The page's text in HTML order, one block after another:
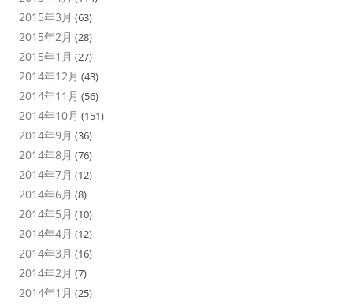
2015年3月 (63)
2015年2月 (28)
2015年1月 (27)
2014年12月 (43)
2014年11月 (56)
2014年10月 (151)
2014年9月 (36)
2014年8月 (76)
2014年7月 (12)
2014年6月 (8)
2014年5月 (10)
2014年4月 (12)
2014年3月 (16)
2014年2月 (7)
2014年1月 (25)